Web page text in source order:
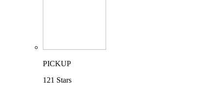
PICKUP
121 Stars